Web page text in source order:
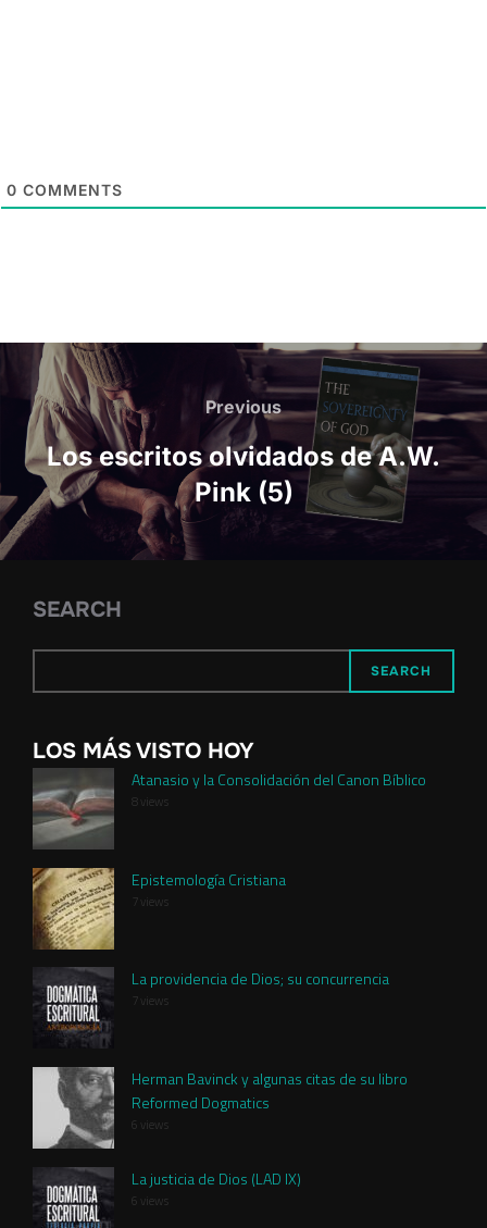
0 COMMENTS
Post
navigation
Previous
Previous
Los escritos olvidados de A.W.
Pink (5)
SEARCH
SEARCH
LOS MÁS VISTO HOY
Atanasio y la Consolidación del Canon Bíblico
8 views
Epistemología Cristiana
7 views
La providencia de Dios; su concurrencia
7 views
Herman Bavinck y algunas citas de su libro
Reformed Dogmatics
6 views
La justicia de Dios (LAD IX)
6 views